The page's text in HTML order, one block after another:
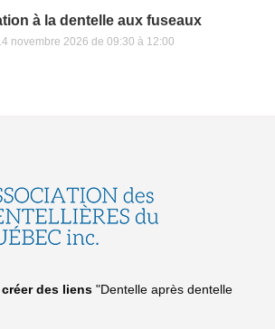
à la dentelle aux fuseaux
novembre 2026 de 09:30 à 12:00
des liens "Dentelle après dentelle